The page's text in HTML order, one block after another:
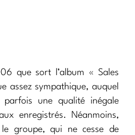
que sort l’album « Sales
assez sympathique, auquel
une qualité inégale
enregistrés. Néanmoins,
le groupe, qui ne cesse de